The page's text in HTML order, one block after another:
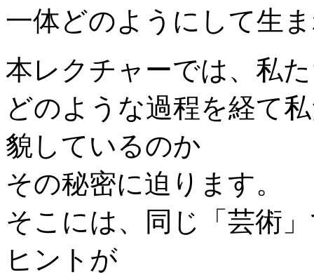
一体どのようにして生
本レクチャーでは、私
どのような過程を経て
貌しているのか
その秘密に迫ります。
そこには、同じ「芸術
ヒントが